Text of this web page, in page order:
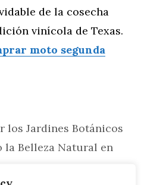
de la cosecha
vinícola de Texas.
moto segunda
los Jardines Botánicos
la Belleza Natural en